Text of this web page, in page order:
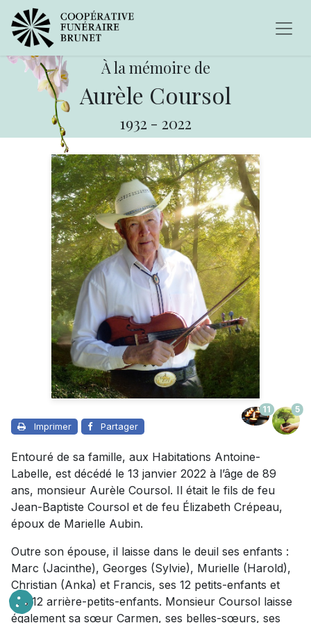
À la mémoire de
Aurèle Coursol
1932 - 2022
Imprimer Partager
11 5
Entouré de sa famille, aux Habitations Antoine-
Labelle, est décédé le 13 janvier 2022 à l’âge de 89
ans, monsieur Aurèle Coursol. Il était le fils de feu
Jean-Baptiste Coursol et de feu Élizabeth Crépeau,
époux de Marielle Aubin.
Outre son épouse, il laisse dans le deuil ses enfants :
Marc (Jacinthe), Georges (Sylvie), Murielle (Harold),
Christian (Anka) et Francis, ses 12 petits-enfants et
ses 12 arrière-petits-enfants. Monsieur Coursol laisse
également sa sœur Carmen, ses belles-sœurs, ses